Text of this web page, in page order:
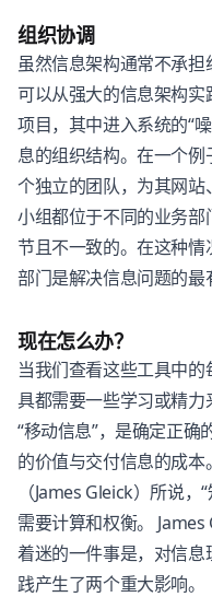
组织协调
虽然信息架构通常不承
可以从强大的信息架构
项目，其中进入系统的“
息的组织结构。在一个
个独立的团队，为其网
小组都位于不同的业务
节且不一致的。在这种
部门是解决信息问题的最
现在怎么办？
当我们查看这些工具中
具都需要一些学习或精
“移动信息”，是确定正
的价值与交付信息的成本
（James Gleick）所说，
需要计算和权衡。 James
着迷的一件事是，对信
践产生了两个重大影响。